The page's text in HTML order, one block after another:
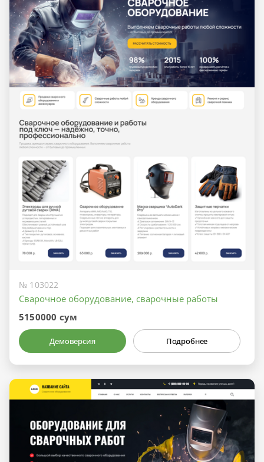
№ 103022
Сварочное оборудование, сварочные работы
5150000 сум
Демоверсия Подробнее